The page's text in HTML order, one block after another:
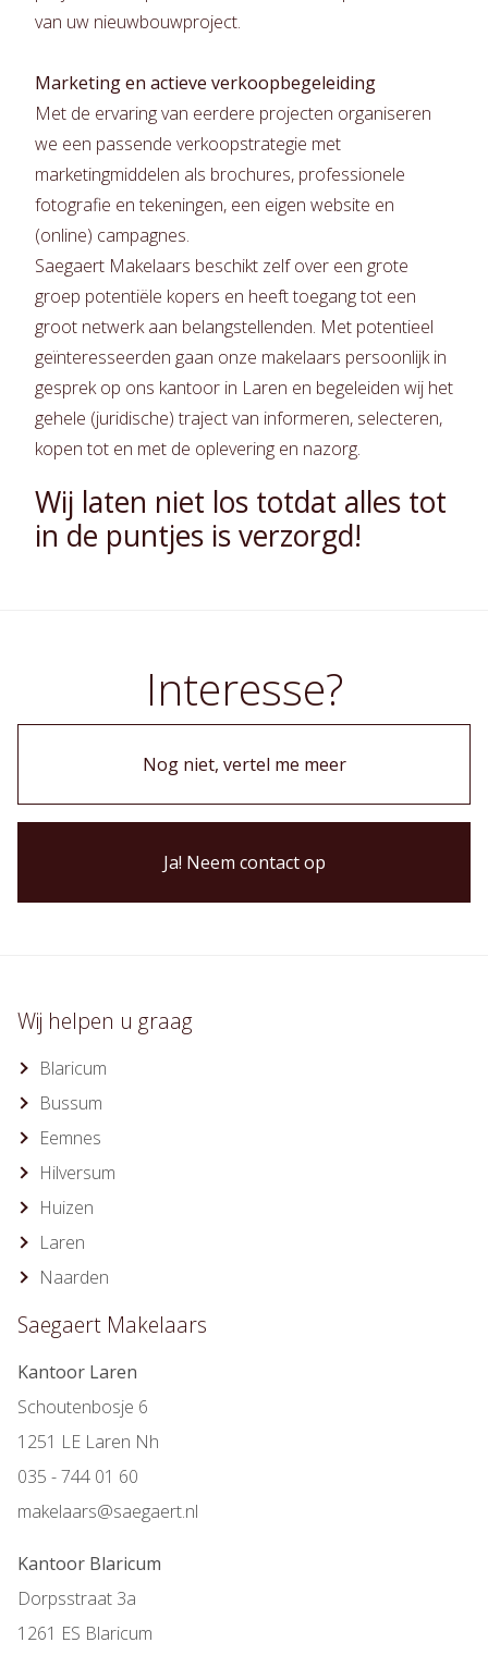
van uw nieuwbouwproject.
Marketing en actieve verkoopbegeleiding
Met de ervaring van eerdere projecten organiseren
we een passende verkoopstrategie met
marketingmiddelen als brochures, professionele
fotografie en tekeningen, een eigen website en
(online) campagnes.
Saegaert Makelaars beschikt zelf over een grote
groep potentiële kopers en heeft toegang tot een
groot netwerk aan belangstellenden. Met potentieel
geïnteresseerden gaan onze makelaars persoonlijk in
gesprek op ons kantoor in Laren en begeleiden wij het
gehele (juridische) traject van informeren, selecteren,
kopen tot en met de oplevering en nazorg.
Wij laten niet los totdat alles tot
in de puntjes is verzorgd!
Interesse?
Nog niet, vertel me meer
Ja! Neem contact op
Wij helpen u graag
Blaricum
Bussum
Eemnes
Hilversum
Huizen
Laren
Naarden
Saegaert Makelaars
Kantoor Laren
Schoutenbosje 6
1251 LE Laren Nh
035 - 744 01 60
makelaars@saegaert.nl
Kantoor Blaricum
Dorpsstraat 3a
1261 ES Blaricum